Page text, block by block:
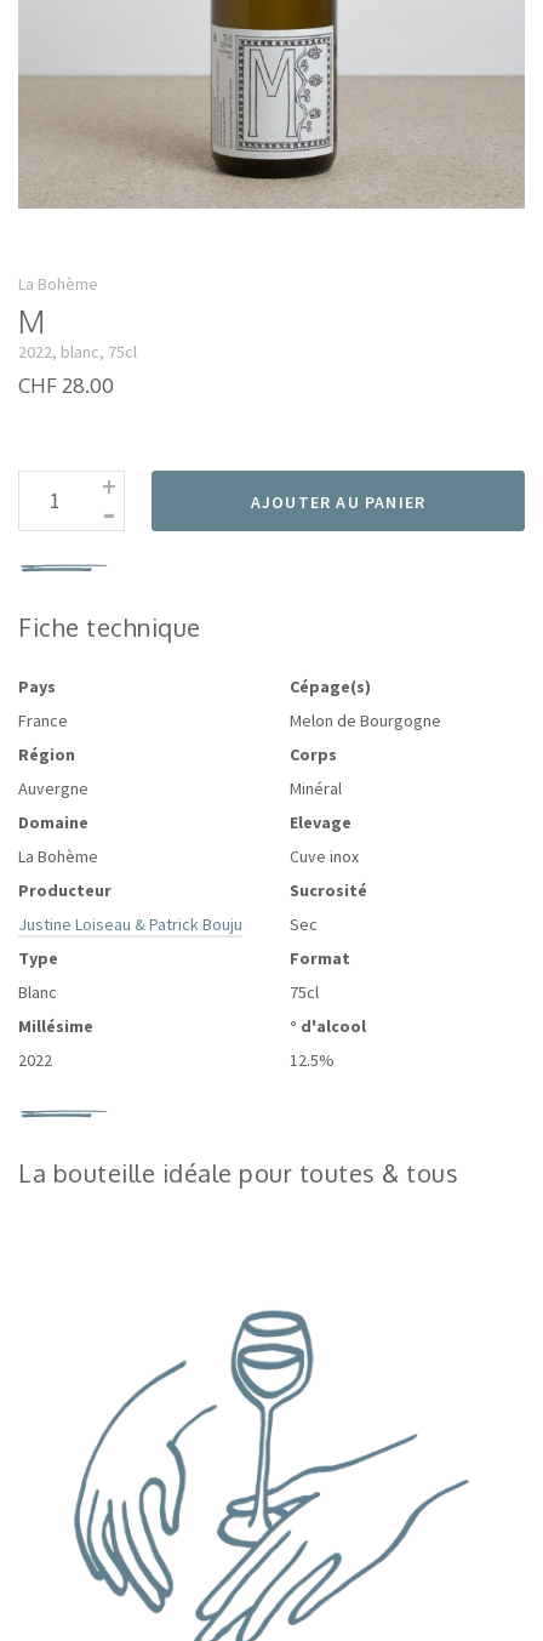
La Bohème
M
2022, blanc, 75cl
CHF 28.00
-
+ AJOUTER AU PANIER
Fiche technique
Pays
France
Région
Auvergne
Domaine
La Bohème
Producteur
Justine Loiseau & Patrick Bouju
Type
Blanc
Millésime
2022
Cépage(s)
Melon de Bourgogne
Corps
Minéral
Elevage
Cuve inox
Sucrosité
Sec
Format
75cl
° d'alcool
12.5%
La bouteille idéale pour toutes & tous